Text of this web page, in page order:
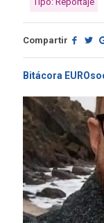
Compartir
Bitácora